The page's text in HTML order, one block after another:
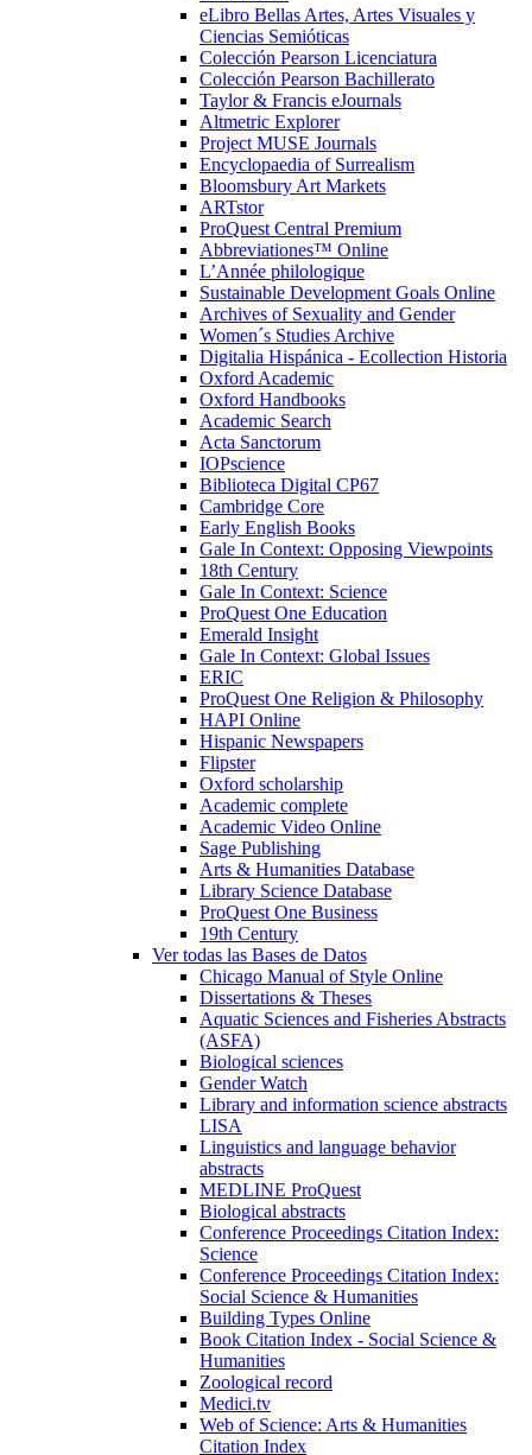
eLibro Bellas Artes, Artes Visuales y
Ciencias Semióticas
Colección Pearson Licenciatura
Colección Pearson Bachillerato
Taylor & Francis eJournals
Altmetric Explorer
Project MUSE Journals
Encyclopaedia of Surrealism
Bloomsbury Art Markets
ARTstor
ProQuest Central Premium
Abbreviationes™ Online
L’Année philologique
Sustainable Development Goals Online
Archives of Sexuality and Gender
Women´s Studies Archive
Digitalia Hispánica - Ecollection Historia
Oxford Academic
Oxford Handbooks
Academic Search
Acta Sanctorum
IOPscience
Biblioteca Digital CP67
Cambridge Core
Early English Books
Gale In Context: Opposing Viewpoints
18th Century
Gale In Context: Science
ProQuest One Education
Emerald Insight
Gale In Context: Global Issues
ERIC
ProQuest One Religion & Philosophy
HAPI Online
Hispanic Newspapers
Flipster
Oxford scholarship
Academic complete
Academic Video Online
Sage Publishing
Arts & Humanities Database
Library Science Database
ProQuest One Business
19th Century
Ver todas las Bases de Datos
Chicago Manual of Style Online
Dissertations & Theses
Aquatic Sciences and Fisheries Abstracts
(ASFA)
Biological sciences
Gender Watch
Library and information science abstracts
LISA
Linguistics and language behavior
abstracts
MEDLINE ProQuest
Biological abstracts
Conference Proceedings Citation Index:
Science
Conference Proceedings Citation Index:
Social Science & Humanities
Building Types Online
Book Citation Index - Social Science &
Humanities
Zoological record
Medici.tv
Web of Science: Arts & Humanities
Citation Index